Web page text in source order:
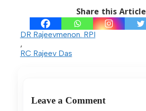
Share this Article
DR Rajeevmenon. RPI
,
RC Rajeev Das
Leave a Comment